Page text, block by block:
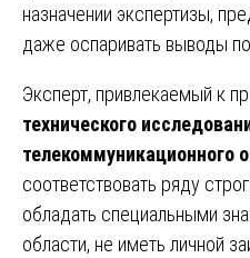
назначении экспертизы,
даже оспаривать выводы
Эксперт, привлекаемый к
технического
телекоммуникационного
соответствовать ряду
обладать специальными
области, не иметь личной